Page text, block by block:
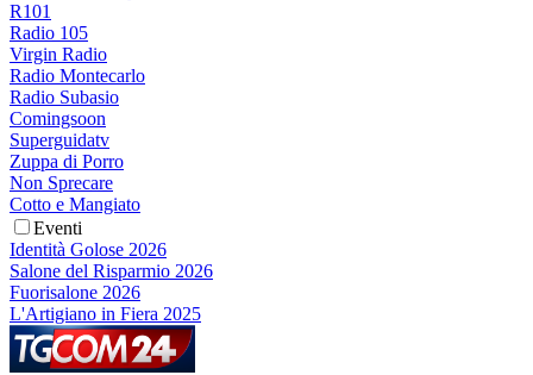
R101
Radio 105
Virgin Radio
Radio Montecarlo
Radio Subasio
Comingsoon
Superguidatv
Zuppa di Porro
Non Sprecare
Cotto e Mangiato
Eventi
Identità Golose 2026
Salone del Risparmio 2026
Fuorisalone 2026
L'Artigiano in Fiera 2025